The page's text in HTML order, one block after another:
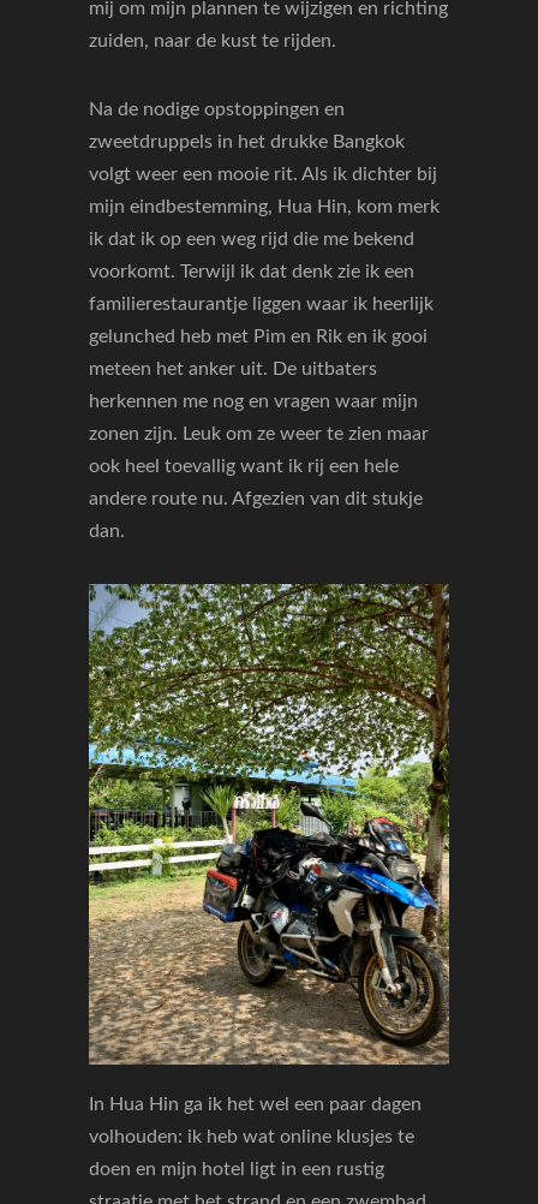
mij om mijn plannen te wijzigen en richting
zuiden, naar de kust te rijden.
Na de nodige opstoppingen en
zweetdruppels in het drukke Bangkok
volgt weer een mooie rit. Als ik dichter bij
mijn eindbestemming, Hua Hin, kom merk
ik dat ik op een weg rijd die me bekend
voorkomt. Terwijl ik dat denk zie ik een
familierestaurantje liggen waar ik heerlijk
gelunched heb met Pim en Rik en ik gooi
meteen het anker uit. De uitbaters
herkennen me nog en vragen waar mijn
zonen zijn. Leuk om ze weer te zien maar
ook heel toevallig want ik rij een hele
andere route nu. Afgezien van dit stukje
dan.
In Hua Hin ga ik het wel een paar dagen
volhouden: ik heb wat online klusjes te
doen en mijn hotel ligt in een rustig